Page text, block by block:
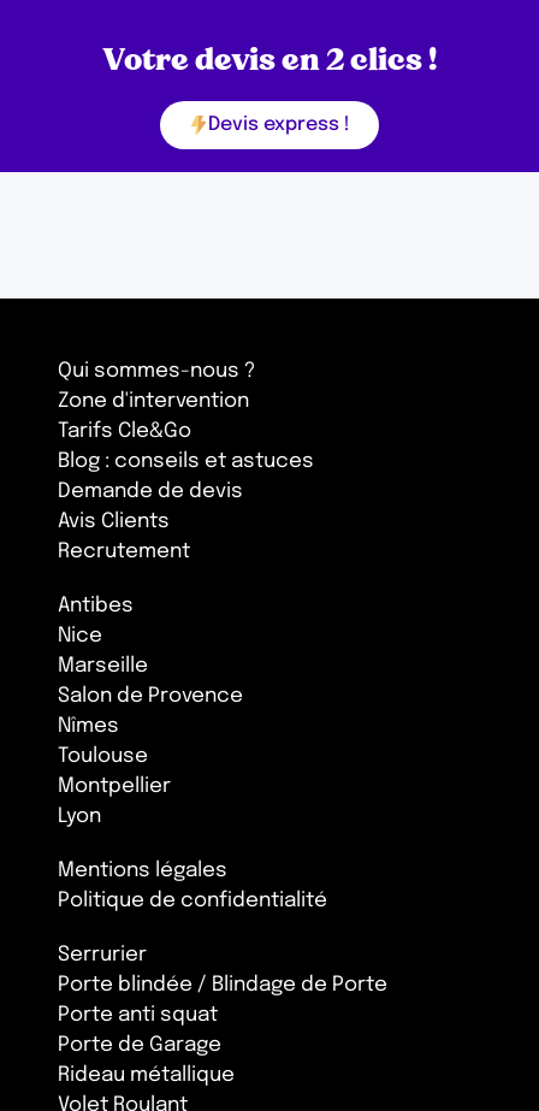
Votre devis en 2 clics !
Devis express !
Qui sommes-nous ?
Zone d'intervention
Tarifs Cle&Go
Blog : conseils et astuces
Demande de devis
Avis Clients
Recrutement
Antibes
Nice
Marseille
Salon de Provence
Nîmes
Toulouse
Montpellier
Lyon
Mentions légales
Politique de confidentialité
Serrurier
Porte blindée / Blindage de Porte
Porte anti squat
Porte de Garage
Rideau métallique
Volet Roulant